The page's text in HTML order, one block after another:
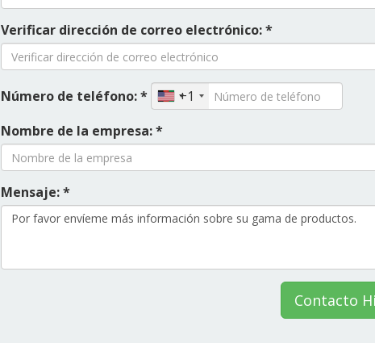
Verificar dirección de correo electrónico: *
Número de teléfono: *
+1
Nombre de la empresa: *
Mensaje: *
Contacto